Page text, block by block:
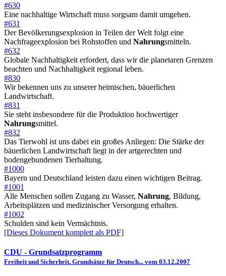
#630
Eine nachhaltige Wirtschaft muss sorgsam damit umgehen.
#631
Der Bevölkerungsexplosion in Teilen der Welt folgt eine
Nachfrageexplosion bei Rohstoffen und Nahrungsmitteln.
#632
Globale Nachhaltigkeit erfordert, dass wir die planetaren Grenzen
beachten und Nachhaltigkeit regional leben.
#830
Wir bekennen uns zu unserer heimischen, bäuerlichen
Landwirtschaft.
#831
Sie steht insbesondere für die Produktion hochwertiger
Nahrungsmittel.
#832
Das Tierwohl ist uns dabei ein großes Anliegen: Die Stärke der
bäuerlichen Landwirtschaft liegt in der artgerechten und
bodengebundenen Tierhaltung.
#1000
Bayern und Deutschland leisten dazu einen wichtigen Beitrag.
#1001
Alle Menschen sollen Zugang zu Wasser, Nahrung, Bildung,
Arbeitsplätzen und medizinischer Versorgung erhalten.
#1002
Schulden sind kein Vermächtnis.
[Dieses Dokument komplett als PDF]
CDU - Grundsatzprogramm
Freiheit und Sicherheit. Grundsätze für Deutsch... vom 03.12.2007